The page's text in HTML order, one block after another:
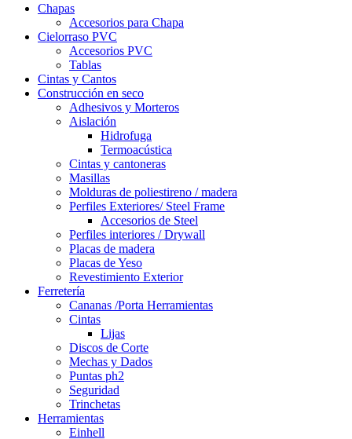
Chapas
Accesorios para Chapa
Cielorraso PVC
Accesorios PVC
Tablas
Cintas y Cantos
Construcción en seco
Adhesivos y Morteros
Aislación
Hidrofuga
Termoacústica
Cintas y cantoneras
Masillas
Molduras de poliestireno / madera
Perfiles Exteriores/ Steel Frame
Accesorios de Steel
Perfiles interiores / Drywall
Placas de madera
Placas de Yeso
Revestimiento Exterior
Ferretería
Cananas /Porta Herramientas
Cintas
Lijas
Discos de Corte
Mechas y Dados
Puntas ph2
Seguridad
Trinchetas
Herramientas
Einhell